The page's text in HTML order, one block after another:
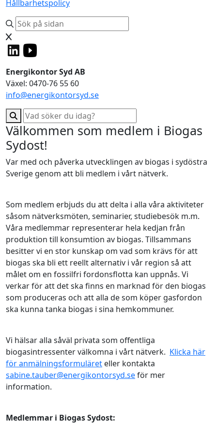
Hållbarhetspolicy
Energikontor Syd AB
Växel: 0470-76 55 60
info@energikontorsyd.se
Välkommen som medlem i Biogas
Sydost!
Var med och påverka utvecklingen av biogas i sydöstra
Sverige genom att bli medlem i vårt nätverk.
Som medlem erbjuds du att delta i alla våra aktiviteter
såsom nätverksmöten, seminarier, studiebesök m.m.
Våra medlemmar representerar hela kedjan från
produktion till konsumtion av biogas. Tillsammans
besitter vi en stor kunskap om vad som krävs för att
biogas ska bli ett reellt alternativ i vår region så att
målet om en fossilfri fordonsflotta kan uppnås. Vi
verkar för att det ska finns en marknad för den biogas
som produceras och att alla de som köper gasfordon
ska kunna tanka biogas i sina hemkommuner.
Vi hälsar alla såväl privata som offentliga
biogasintressenter välkomna i vårt nätverk. Klicka här
för anmälningsformuläret eller kontakta
sabine.tauber@energikontorsyd.seför mer
information.
Medlemmar i Biogas Sydost: